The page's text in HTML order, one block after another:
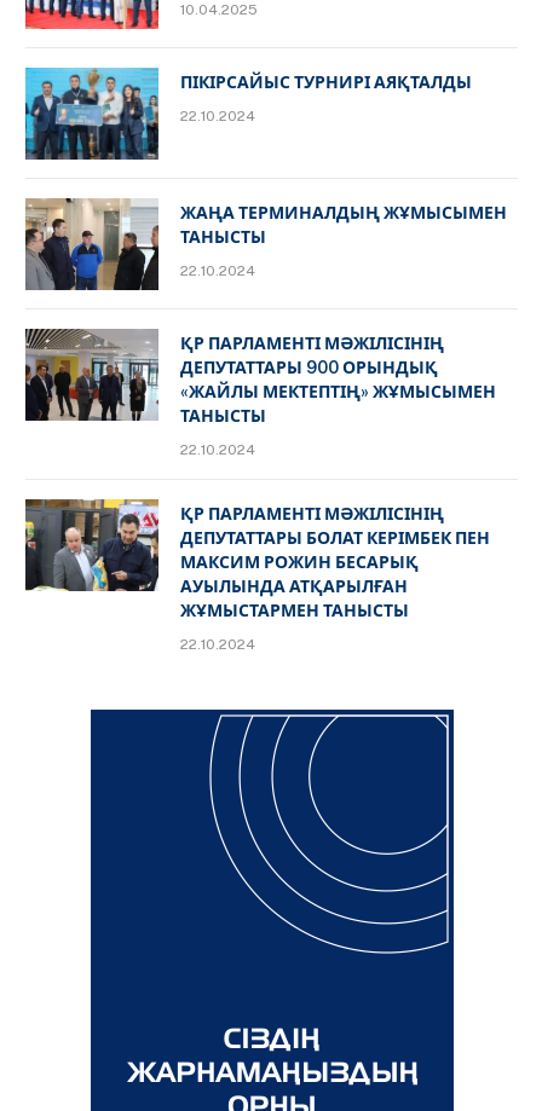
10.04.2025
ПІКІРСАЙЫС ТУРНИРІ АЯҚТАЛДЫ
22.10.2024
ЖАҢА ТЕРМИНАЛДЫҢ ЖҰМЫСЫМЕН
ТАНЫСТЫ
22.10.2024
ҚР ПАРЛАМЕНТІ МӘЖІЛІСІНІҢ
ДЕПУТАТТАРЫ 900 ОРЫНДЫҚ
«ЖАЙЛЫ МЕКТЕПТІҢ» ЖҰМЫСЫМЕН
ТАНЫСТЫ
22.10.2024
ҚР ПАРЛАМЕНТІ МӘЖІЛІСІНІҢ
ДЕПУТАТТАРЫ БОЛАТ КЕРІМБЕК ПЕН
МАКСИМ РОЖИН БЕСАРЫҚ
АУЫЛЫНДА АТҚАРЫЛҒАН
ЖҰМЫСТАРМЕН ТАНЫСТЫ
22.10.2024